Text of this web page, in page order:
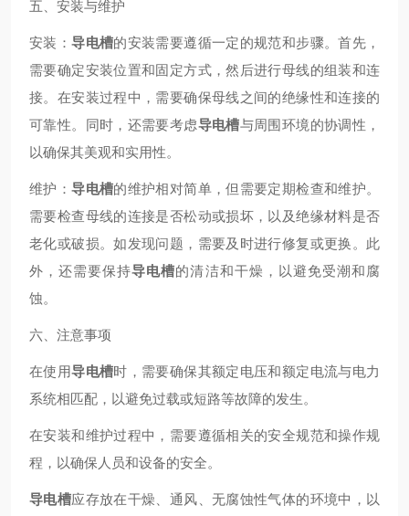
五、安装与维护
安装：导电槽的安装需要遵循一定的规范和步骤。首先，
需要确定安装位置和固定方式，然后进行母线的组装和连
接。在安装过程中，需要确保母线之间的绝缘性和连接的
可靠性。同时，还需要考虑导电槽与周围环境的协调性，
以确保其美观和实用性。
维护：导电槽的维护相对简单，但需要定期检查和维护。
需要检查母线的连接是否松动或损坏，以及绝缘材料是否
老化或破损。如发现问题，需要及时进行修复或更换。此
外，还需要保持导电槽的清洁和干燥，以避免受潮和腐
蚀。
六、注意事项
在使用导电槽时，需要确保其额定电压和额定电流与电力
系统相匹配，以避免过载或短路等故障的发生。
在安装和维护过程中，需要遵循相关的安全规范和操作规
程，以确保人员和设备的安全。
导电槽应存放在干燥、通风、无腐蚀性气体的环境中，以